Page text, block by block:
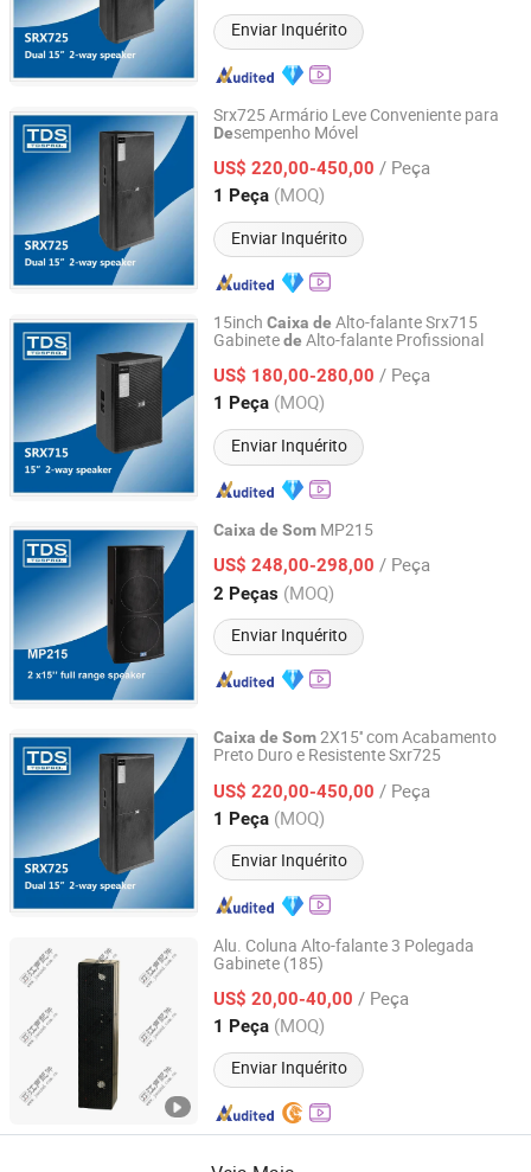
Enviar Inquérito
Srx725 Armário Leve Conveniente para
Desempenho Móvel
US$ 220,00-450,00 / Peça
1 Peça (MOQ)
Enviar Inquérito
TDS ACOUSTIC CO., LIMITED
Guangdong, China Desde 2012
15inch Caixa de Alto-falante Srx715
Gabinetede Alto-falante Profissional
US$ 180,00-280,00 / Peça
1 Peça (MOQ)
Enviar Inquérito
TDS ACOUSTIC CO., LIMITED
Guangdong, China Desde 2012
Caixa de Som MP215
US$ 248,00-298,00 / Peça
2 Peças (MOQ)
Enviar Inquérito
TDS ACOUSTIC CO., LIMITED
Guangdong, China Desde 2012
Caixa de Som2X15'' com Acabamento
Preto Duro e Resistente Sxr725
US$ 220,00-450,00 / Peça
1 Peça (MOQ)
Enviar Inquérito
TDS ACOUSTIC CO., LIMITED
Guangdong, China Desde 2012
Alu. Coluna Alto-falante 3 Polegada
Gabinete (185)
US$ 20,00-40,00 / Peça
1 Peça (MOQ)
Enviar Inquérito
Guangzhou J. Sound Audio Equipment Parts Co., Ltd.
Guangdong, China Desde 2016